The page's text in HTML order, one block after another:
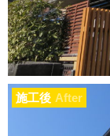
施工後 After